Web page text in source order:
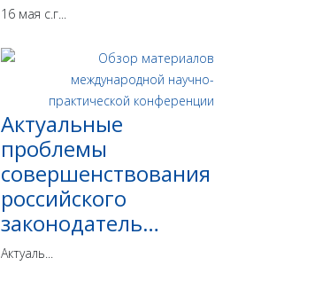
16 мая с.г...
Актуальные
проблемы
совершенствования
российского
законодатель…
Актуаль...